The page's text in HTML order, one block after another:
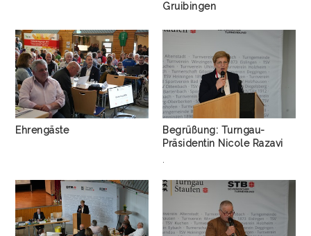
Gruibingen
Ehrengäste
Begrüßung: Turngau-
Präsidentin Nicole Razavi
.